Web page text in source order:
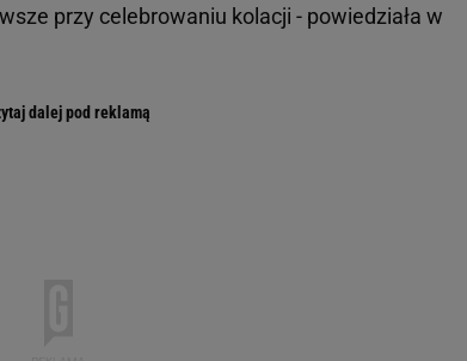
przy celebrowaniu kolacji - powiedziała w